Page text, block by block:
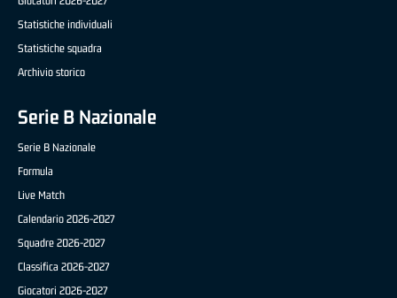
Statistiche individuali
Statistiche squadra
Archivio storico
Serie B Nazionale
Serie B Nazionale
Formula
Live Match
Calendario 2026-2027
Squadre 2026-2027
Classifica 2026-2027
Giocatori 2026-2027